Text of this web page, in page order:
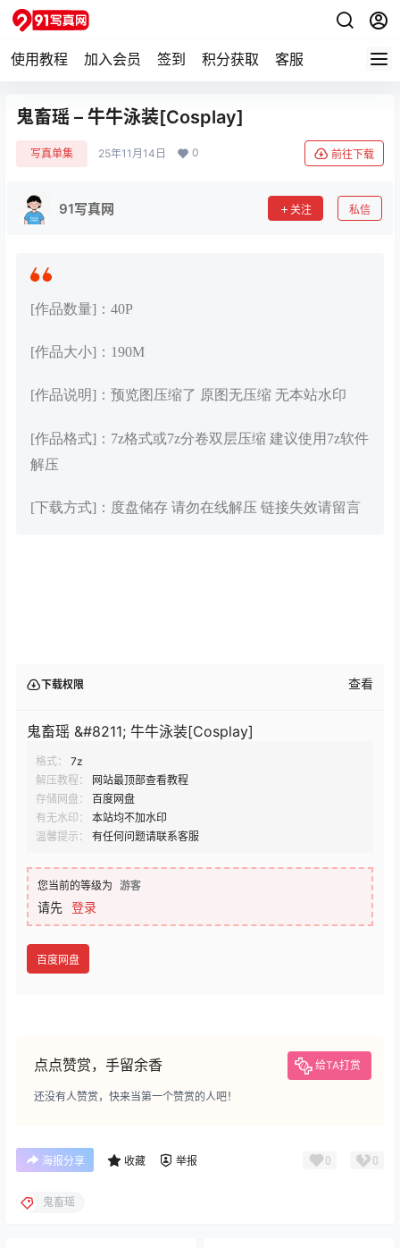
使用教程 加入会员 签到 积分获取 客服
鬼畜瑶 – 牛牛泳装[Cosplay]
写真单集 25年11月14日 0 前往下载
91写真网 关注 私信
[作品数量]：40P
[作品大小]：190M
[作品说明]：预览图压缩了 原图无压缩 无本站水印
[作品格式]：7z格式或7z分卷双层压缩 建议使用7z软件
解压
[下载方式]：度盘储存 请勿在线解压 链接失效请留言
下载权限 查看
鬼畜瑶 &#8211; 牛牛泳装[Cosplay]
格式：
7z
解压教程：
网站最顶部查看教程
存储网盘：
百度网盘
有无水印：
本站均不加水印
温馨提示：
有任何问题请联系客服
您当前的等级为 游客
请先 登录
百度网盘
点点赞赏，手留余香 给TA打赏
还没有人赞赏，快来当第一个赞赏的人吧！
海报分享 收藏 举报 0 0
鬼畜瑶